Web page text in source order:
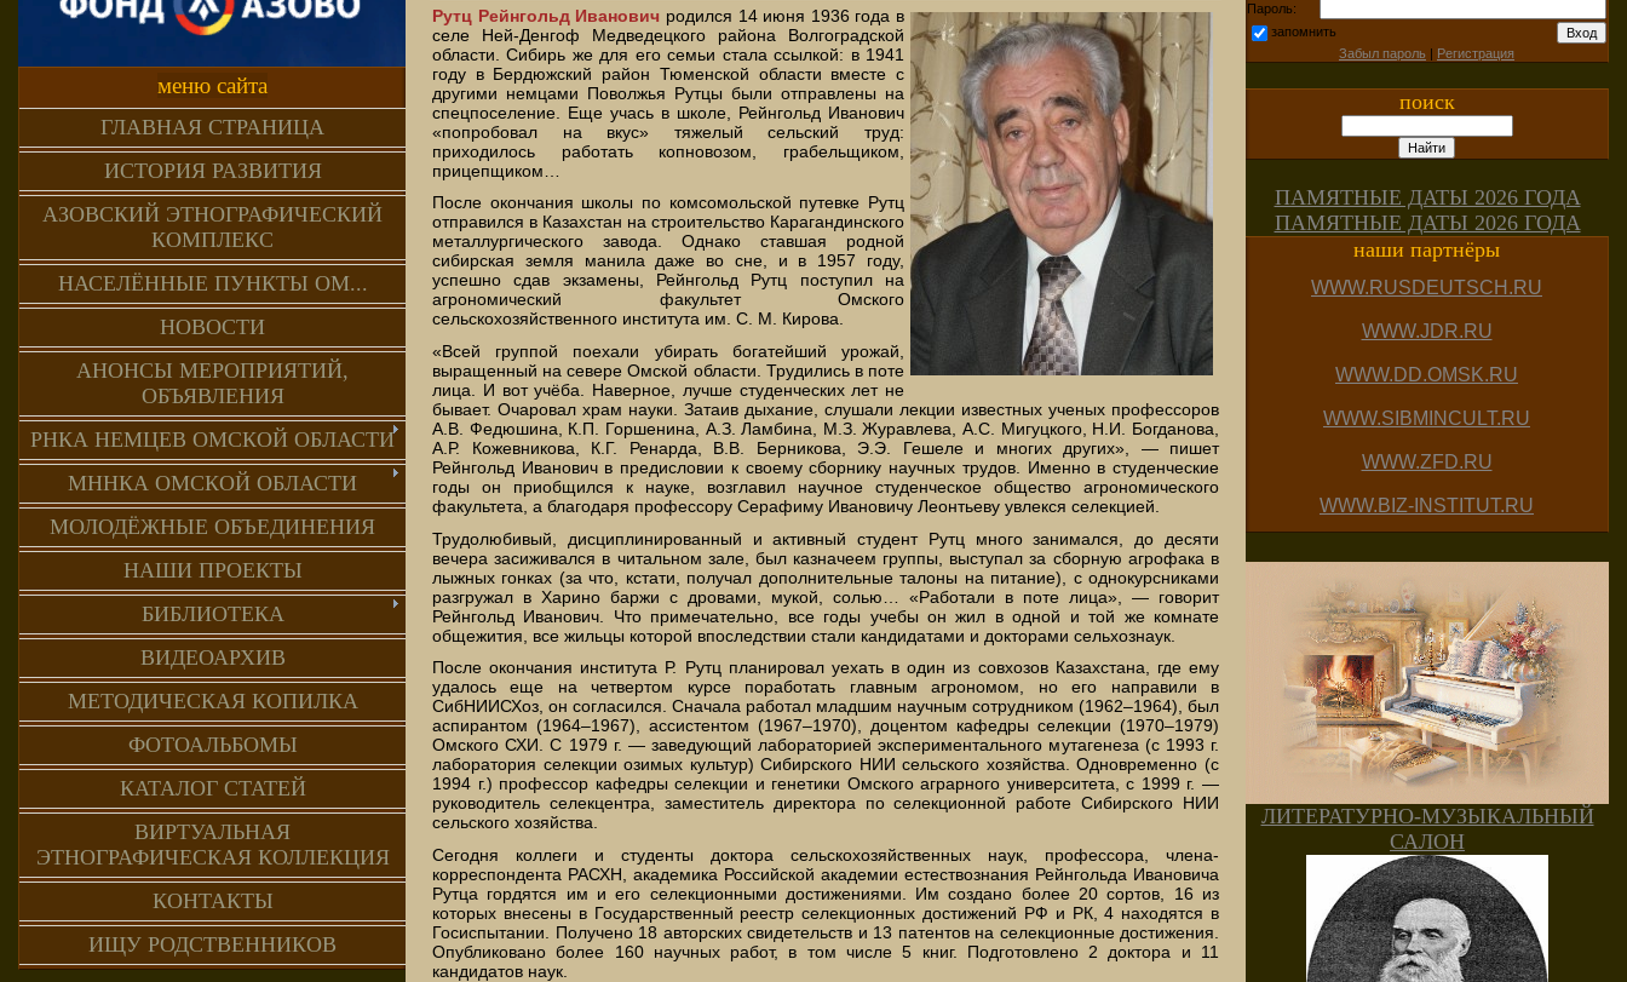
меню сайта
ГЛАВНАЯ СТРАНИЦА
ИСТОРИЯ РАЗВИТИЯ
АЗОВСКИЙ ЭТНОГРАФИЧЕСКИЙ
КОМПЛЕКС
НАСЕЛЁННЫЕ ПУНКТЫ ОМ...
НОВОСТИ
АНОНСЫ МЕРОПРИЯТИЙ,
ОБЪЯВЛЕНИЯ
РНКА НЕМЦЕВ ОМСКОЙ ОБЛАСТИ
МННКА ОМСКОЙ ОБЛАСТИ
МОЛОДЁЖНЫЕ ОБЪЕДИНЕНИЯ
НАШИ ПРОЕКТЫ
БИБЛИОТЕКА
ВИДЕОАРХИВ
МЕТОДИЧЕСКАЯ КОПИЛКА
ФОТОАЛЬБОМЫ
КАТАЛОГ СТАТЕЙ
ВИРТУАЛЬНАЯ
ЭТНОГРАФИЧЕСКАЯ КОЛЛЕКЦИЯ
КОНТАКТЫ
ИЩУ РОДСТВЕННИКОВ
Рутц Рейнгольд Иванович родился 14 июня 1936 года в
селе Ней-Денгоф Медведецкого района Волгоградской
области. Сибирь же для его семьи стала ссылкой: в 1941
году в Бердюжский район Тюменской области вместе с
другими немцами Поволжья Рутцы были отправлены на
спецпоселение. Еще учась в школе, Рейнгольд Иванович
«попробовал на вкус» тяжелый сельский труд:
приходилось работать копновозом, грабельщиком,
прицепщиком…
После окончания школы по комсомольской путевке Рутц
отправился в Казахстан на строительство Карагандинского
металлургического завода. Однако ставшая родной
сибирская земля манила даже во сне, и в 1957 году,
успешно сдав экзамены, Рейнгольд Рутц поступил на
агрономический факультет Омского
сельскохозяйственного института им. С. М. Кирова.
«Всей группой поехали убирать богатейший урожай,
выращенный на севере Омской области. Трудились в поте
лица. И вот учёба. Наверное, лучше студенческих лет не
бывает. Очаровал храм науки. Затаив дыхание, слушали лекции известных ученых профессоров
А.В. Федюшина, К.П. Горшенина, А.З. Ламбина, М.З. Журавлева, А.С. Мигуцкого, Н.И. Богданова,
А.Р. Кожевникова, К.Г. Ренарда, В.В. Берникова, Э.Э. Гешеле и многих других», — пишет
Рейнгольд Иванович в предисловии к своему сборнику научных трудов. Именно в студенческие
годы он приобщился к науке, возглавил научное студенческое общество агрономического
факультета, а благодаря профессору Серафиму Ивановичу Леонтьеву увлекся селекцией.
Трудолюбивый, дисциплинированный и активный студент Рутц много занимался, до десяти
вечера засиживался в читальном зале, был казначеем группы, выступал за сборную агрофака в
лыжных гонках (за что, кстати, получал дополнительные талоны на питание), с однокурсниками
разгружал в Харино баржи с дровами, мукой, солью… «Работали в поте лица», — говорит
Рейнгольд Иванович. Что примечательно, все годы учебы он жил в одной и той же комнате
общежития, все жильцы которой впоследствии стали кандидатами и докторами сельхознаук.
После окончания института Р. Рутц планировал уехать в один из совхозов Казахстана, где ему
удалось еще на четвертом курсе поработать главным агрономом, но его направили в
СибНИИСХоз, он согласился. Сначала работал младшим научным сотрудником (1962–1964), был
аспирантом (1964–1967), ассистентом (1967–1970), доцентом кафедры селекции (1970–1979)
Омского СХИ. С 1979 г. — заведующий лабораторией экспериментального мутагенеза (с 1993 г.
лаборатория селекции озимых культур) Сибирского НИИ сельского хозяйства. Одновременно (с
1994 г.) профессор кафедры селекции и генетики Омского аграрного университета, с 1999 г. —
руководитель селекцентра, заместитель директора по селекционной работе Сибирского НИИ
сельского хозяйства.
Сегодня коллеги и студенты доктора сельскохозяйственных наук, профессора, члена-
корреспондента РАСХН, академика Российской академии естествознания Рейнгольда Ивановича
Рутца гордятся им и его селекционными достижениями. Им создано более 20 сортов, 16 из
которых внесены в Государственный реестр селекционных достижений РФ и РК, 4 находятся в
Госиспытании. Получено 18 авторских свидетельств и 13 патентов на селекционные достижения.
Опубликовано более 160 научных работ, в том числе 5 книг. Подготовлено 2 доктора и 11
кандидатов наук.
Пароль:
запомнить
Забыл пароль | Регистрация
поиск
ПАМЯТНЫЕ ДАТЫ 2026 ГОДА
ПАМЯТНЫЕ ДАТЫ 2026 ГОДА
наши партнёры
WWW.RUSDEUTSCH.RU
WWW.JDR.RU
WWW.DD.OMSK.RU
WWW.SIBMINCULT.RU
WWW.ZFD.RU
WWW.BIZ-INSTITUT.RU
ЛИТЕРАТУРНО-МУЗЫКАЛЬНЫЙ
САЛОН